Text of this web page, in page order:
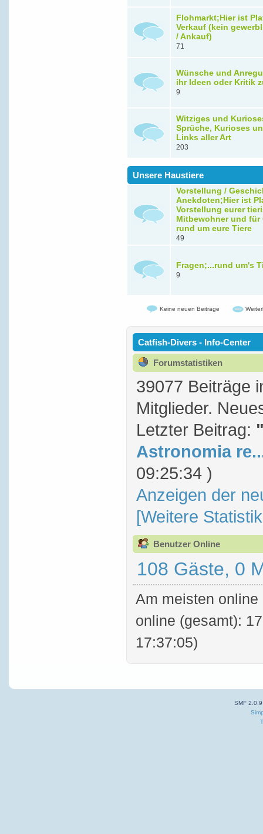
Flohmarkt;Hier ist
Verkauf (kein
/ Ankauf)
71
Wünsche und
ihr Ideen oder Kritik
9
Witziges und
Sprüche, Kurioses
Links aller Art
203
Unsere Haustiere
Vorstellung /
Anekdoten;Hier ist
Vorstellung eurer
Mitbewohner und für
rund um eure Tiere
49
Fragen;...rund um's
9
Keine neuen Beiträge
Catfish-Divers - Info-Center
Forumstatistiken
39077 Beiträge
Mitglieder.
Letzter Beitrag:
Astronomia
09:25:34 )
Anzeigen der
[Weitere
Benutzer Online
108 Gäste, 0
Am meisten
online (gesamt):
17:37:05)
SMF 2.0.9